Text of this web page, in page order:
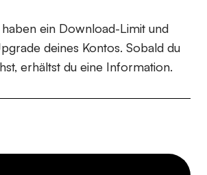
ein Download-Limit und
deines Kontos. Sobald du
erhältst du eine Information.